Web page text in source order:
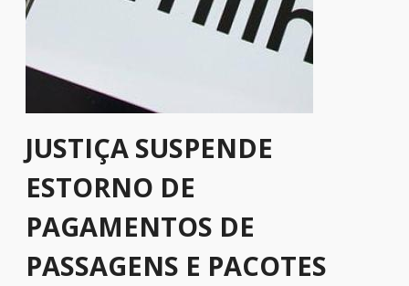
JUSTIÇA SUSPENDE
ESTORNO DE
PAGAMENTOS DE
PASSAGENS E PACOTES